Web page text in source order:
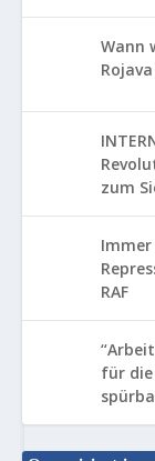
Wann
zum
Immer
RAF
für